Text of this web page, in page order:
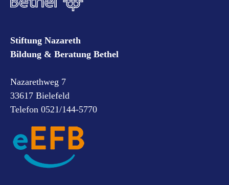
Stiftung Nazareth
Bildung & Beratung Bethel
Nazarethweg 7
33617 Bielefeld
Telefon 0521/144-5770